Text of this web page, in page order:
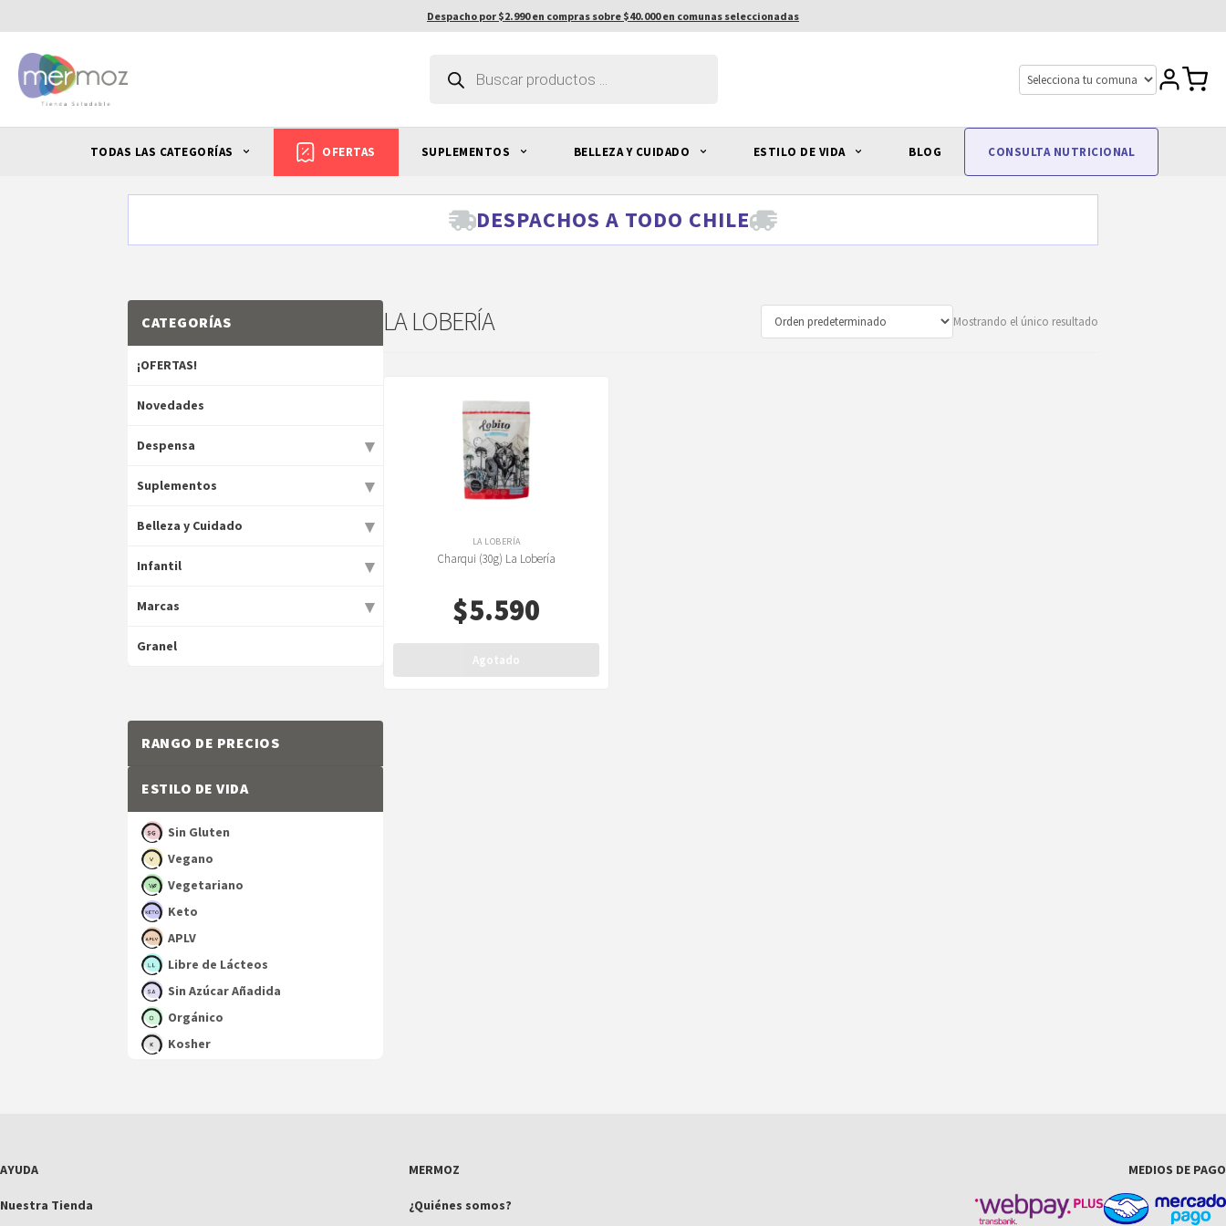
Despacho por $2.990 en compras sobre $40.000 en comunas seleccionadas
productos
TODAS LAS CATEGORÍAS OFERTAS SUPLEMENTOS BELLEZA Y CUIDADO ESTILO DE VIDA BLOG CONSULTA NUTRICIONAL
DESPACHOS A TODO CHILE
CATEGORÍAS
¡OFERTAS!
Novedades
Despensa ▾
Suplementos ▾
Belleza y Cuidado ▾
Infantil ▾
Marcas ▾
Granel
RANGO DE PRECIOS
ESTILO DE VIDA
Sin Gluten
Vegano
Vegetariano
Keto
APLV
Libre de Lácteos
Sin Azúcar Añadida
Orgánico
Kosher
LA LOBERÍA Mostrando el único resultado
LA LOBERÍA
Charqui (30g) La Lobería
$5.590
Agotado
AYUDA
Nuestra Tienda
MERMOZ
¿Quiénes somos?
MEDIOS DE PAGO